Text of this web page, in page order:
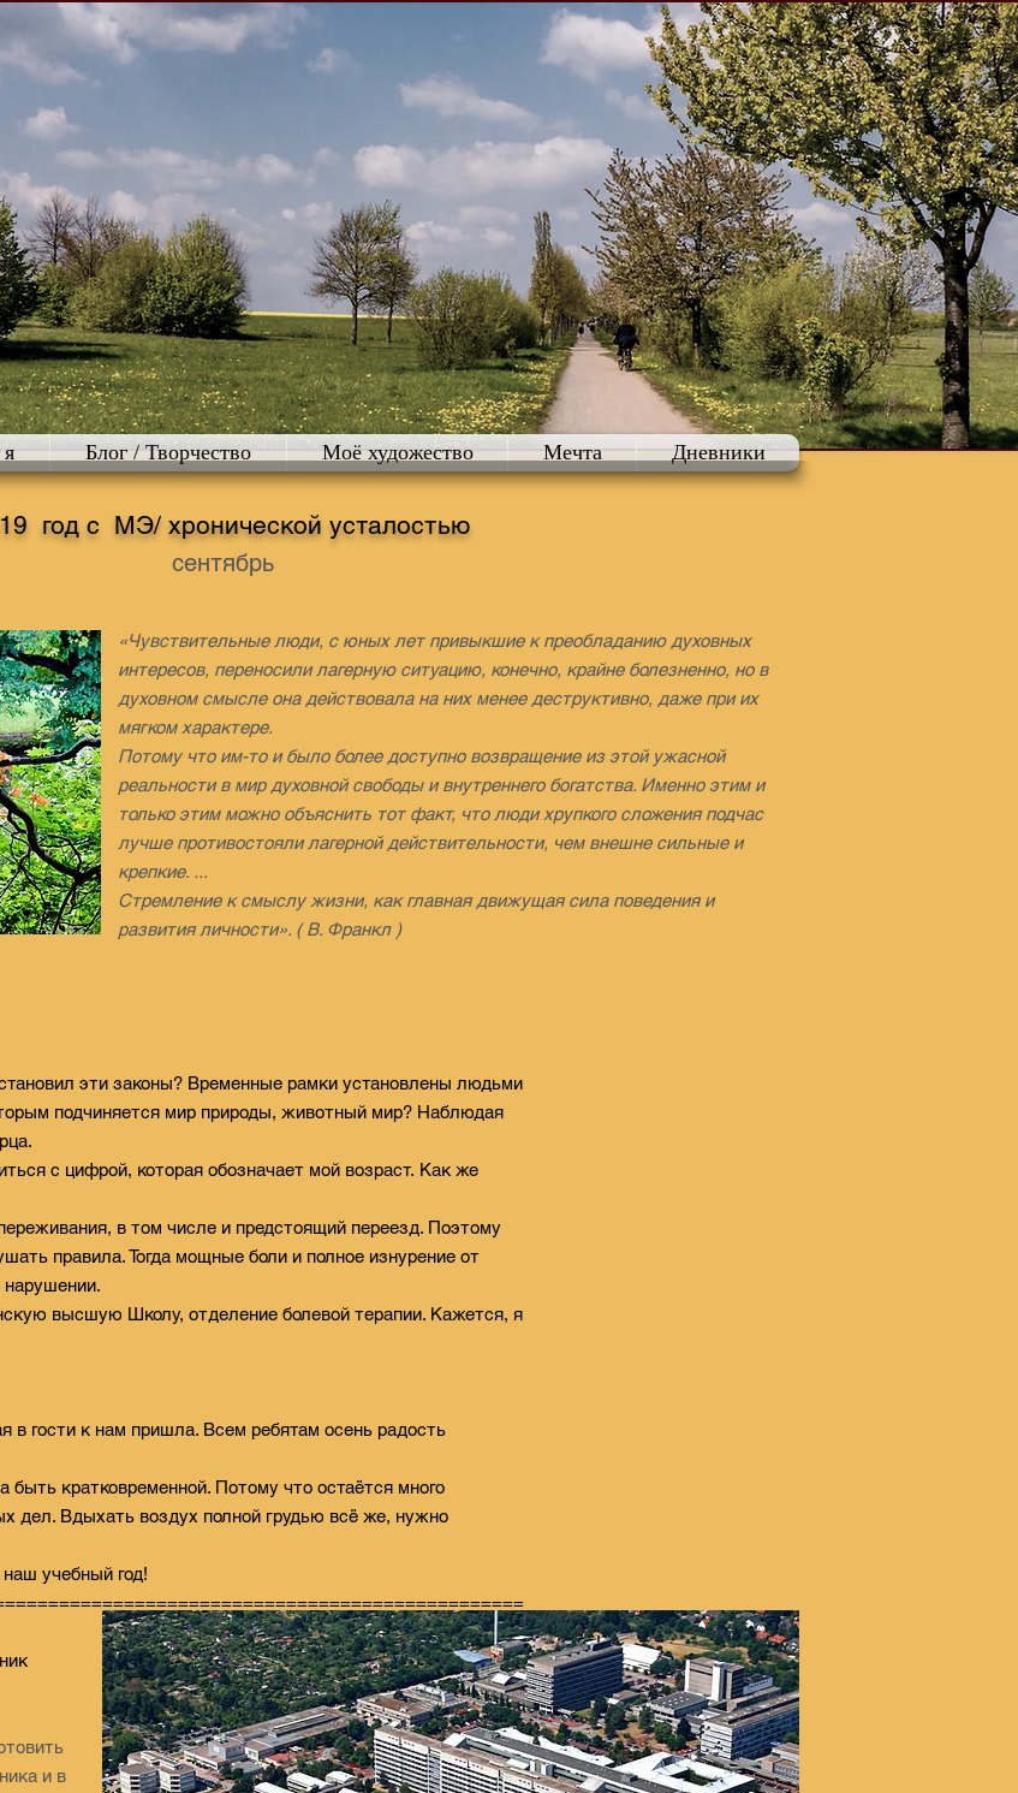
Блог / Творчество Моё художество Мечта Дневники
год с МЭ/ хронической усталостью
сентябрь
«Чувствительные люди, с юных лет привыкшие к преобладанию духовных
интересов, переносили лагерную ситуацию, конечно, крайне болезненно, но в
духовном смысле она действовала на них менее деструктивно, даже при их
мягком характере.
Потому что им-то и было более доступно возвращение из этой ужасной
реальности в мир духовной свободы и внутреннего богатства. Именно этим и
только этим можно объяснить тот факт, что люди хрупкого сложения подчас
лучше противостояли лагерной действительности, чем внешне сильные и
крепкие. ...
Стремление к смыслу жизни, как главная движущая сила поведения и
развития личности». ( В. Франкл )
эти законы? Временные рамки установлены людьми
подчиняется мир природы, животный мир? Наблюдая
с цифрой, которая обозначает мой возраст. Как же
в том числе и предстоящий переезд. Поэтому
правила. Тогда мощные боли и полное изнурение от
высшую Школу, отделение болевой терапии. Кажется, я
в гости к нам пришла. Всем ребятам осень радость
кратковременной. Потому что остаётся много
дел. Вдыхать воздух полной грудью всё же, нужно
учебный год!
и в